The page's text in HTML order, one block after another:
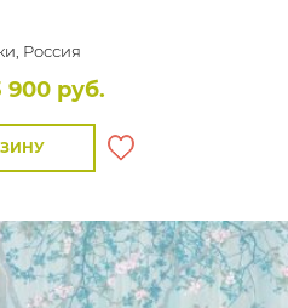
Россия
900 руб.